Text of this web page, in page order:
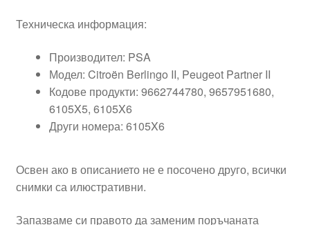
Техническа информация:
Производител: PSA
Модел: Citroën Berlingo II, Peugeot Partner II
Кодове продукти: 9662744780, 9657951680,
6105X5, 6105X6
Други номера: 6105X6
Освен ако в описанието не е посочено друго, всички
снимки са илюстративни.
Запазваме си правото да заменим поръчаната